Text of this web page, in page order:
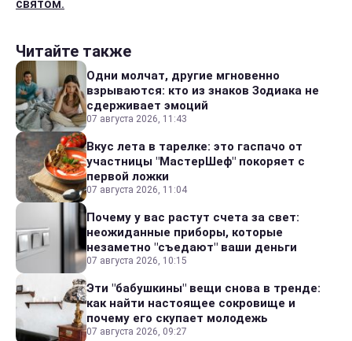
святом.
Читайте также
Одни молчат, другие мгновенно
взрываются: кто из знаков Зодиака не
сдерживает эмоций
07 августа 2026, 11:43
Вкус лета в тарелке: это гаспачо от
участницы "МастерШеф" покоряет с
первой ложки
07 августа 2026, 11:04
Почему у вас растут счета за свет:
неожиданные приборы, которые
незаметно "съедают" ваши деньги
07 августа 2026, 10:15
Эти "бабушкины" вещи снова в тренде:
как найти настоящее сокровище и
почему его скупает молодежь
07 августа 2026, 09:27